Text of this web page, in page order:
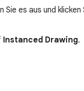
es aus und
Instanced Drawing.